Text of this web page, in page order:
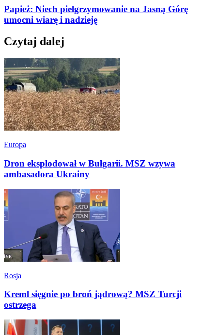
Papież: Niech pielgrzymowanie na Jasną Górę
umocni wiarę i nadzieję
Czytaj dalej
Europa
Dron eksplodował w Bułgarii. MSZ wzywa
ambasadora Ukrainy
Rosja
Kreml sięgnie po broń jądrową? MSZ Turcji
ostrzega